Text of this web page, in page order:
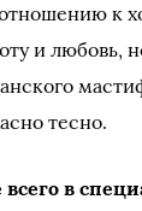
к
и любовь,
тесно.
в